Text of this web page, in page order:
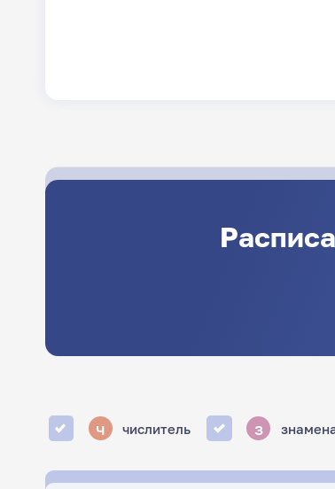
ч числитель з